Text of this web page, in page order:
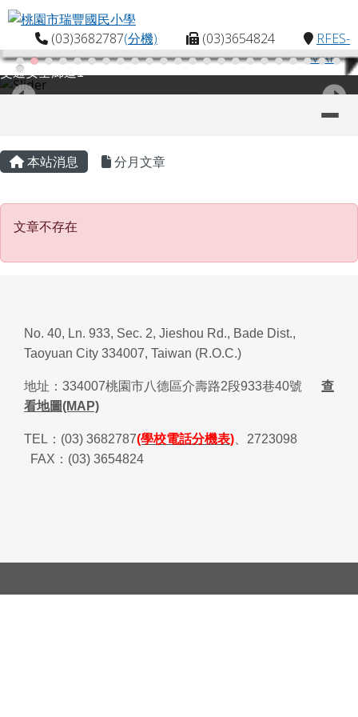
跳至主內容區
桃園市瑞豐國民小學
(03)3682787(分機) (03)3654824
RFES-
MAP
交通安全廊道1
主內容區域
本站消息 分月文章
文章不存在
文章不存在
頁尾區域
No. 40, Ln. 933, Sec. 2, Jieshou Rd., Bade Dist.,
Taoyuan City 334007, Taiwan (R.O.C.)
地址： 334007桃園市八德區介壽路2段933巷40號
查
看地圖(MAP)
TEL ： (03) 3682787(學校電話分機表)
2723098
FAX ： (03) 3654824